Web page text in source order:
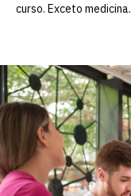
curso. Exceto medicina.